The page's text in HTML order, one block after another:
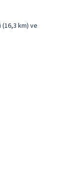
(16,3 km) ve